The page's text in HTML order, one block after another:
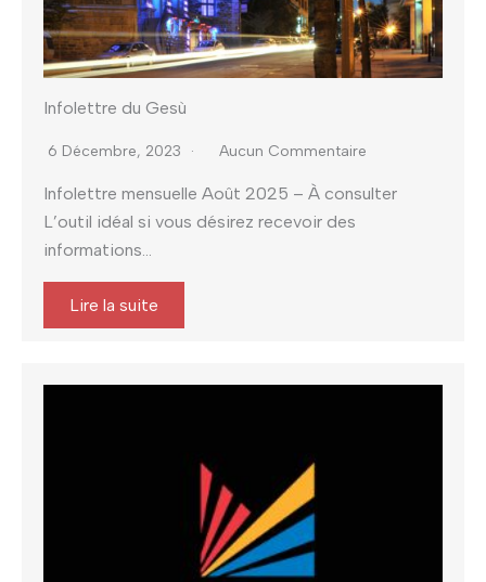
Infolettre du Gesù
6 Décembre, 2023 Aucun Commentaire
Infolettre mensuelle Août 2025 – À consulter
L’outil idéal si vous désirez recevoir des
informations...
Lire la suite